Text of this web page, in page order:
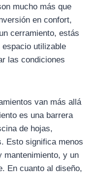
mucho más que
en confort,
cerramiento, estás
utilizable
las condiciones
van más allá
es una barrera
de hojas,
Esto significa menos
mantenimiento, y un
En cuanto al diseño,